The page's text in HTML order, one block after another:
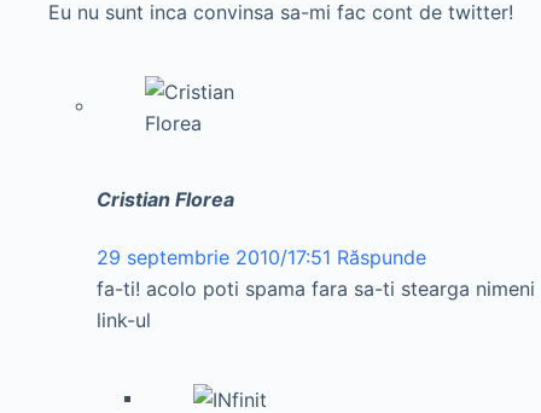
Eu nu sunt inca convinsa sa-mi fac cont de twitter!
Cristian Florea
29 septembrie 2010/17:51 Răspunde
fa-ti! acolo poti spama fara sa-ti stearga nimeni
link-ul